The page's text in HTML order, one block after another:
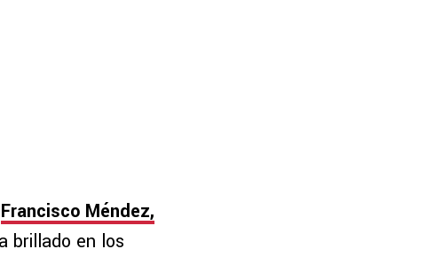
Francisco Méndez,
brillado en los